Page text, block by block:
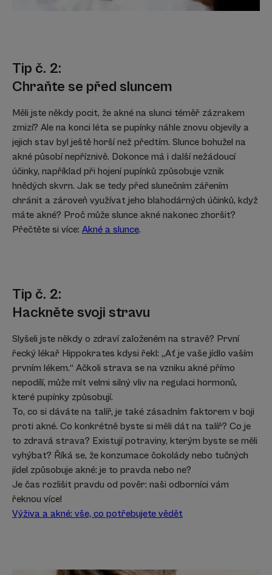
Tip č. 2:
Chraňte se před sluncem
Měli jste někdy pocit, že akné na slunci téměř zázrakem
zmizí? Ale na konci léta se pupínky náhle znovu objevily a
jejich stav byl ještě horší než předtím. Slunce bohužel na
akné působí nepříznivě. Dokonce má i další nežádoucí
účinky, například při hojení pupínků způsobuje vznik
hnědých skvrn. Jak se tedy před slunečním zářením
chránit a zároveň využívat jeho blahodárných účinků, když
máte akné? Proč může slunce akné nakonec zhoršit?
Přečtěte si více: Akné a slunce.
Tip č. 2:
Hackněte svoji stravu
Slyšeli jste někdy o zdraví založeném na stravě? První
řecký lékař Hippokrates kdysi řekl: „Ať je vaše jídlo vaším
prvním lékem.“ Ačkoli strava se na vzniku akné přímo
nepodílí, může mít velmi silný vliv na regulaci hormonů,
které pupínky způsobují.
To, co si dáváte na talíř, je také zásadním faktorem v boji
proti akné. Co konkrétně byste si měli dát na talíř? Co je
to zdravá strava? Existují potraviny, kterým byste se měli
vyhýbat? Říká se, že konzumace čokolády nebo tučných
jídel způsobuje akné: je to pravda nebo ne?
Je čas rozlišit pravdu od pověr: naši odborníci vám
řeknou více!
Výživa a akné: vše, co potřebujete vědět